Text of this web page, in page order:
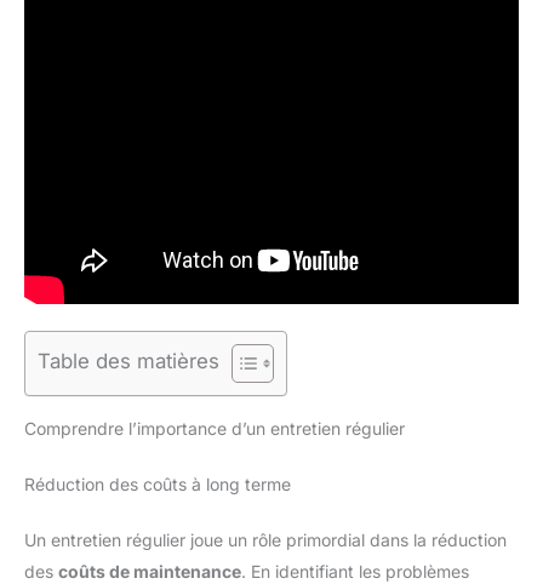
Table des matières
Comprendre l’importance d’un entretien régulier
Réduction des coûts à long terme
Un entretien régulier joue un rôle primordial dans la réduction
des coûts de maintenance. En identifiant les problèmes